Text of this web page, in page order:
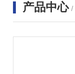
产品中心 /